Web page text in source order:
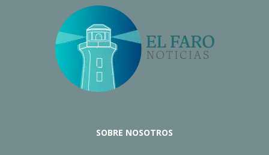
SOBRE NOSOTROS